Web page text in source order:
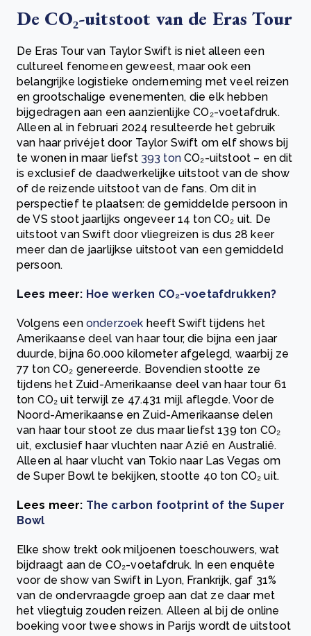
De CO₂-uitstoot van de Eras Tour
De Eras Tour van Taylor Swift is niet alleen een
cultureel fenomeen geweest, maar ook een
belangrijke logistieke onderneming met veel reizen
en grootschalige evenementen, die elk hebben
bijgedragen aan een aanzienlijke CO₂-voetafdruk.
Alleen al in februari 2024 resulteerde het gebruik
van haar privéjet door Taylor Swift om elf shows bij
te wonen in maar liefst 393 tonCO₂-uitstoot – en dit
is exclusief de daadwerkelijke uitstoot van de show
of de reizende uitstoot van de fans. Om dit in
perspectief te plaatsen: de gemiddelde persoon in
de VS stoot jaarlijks ongeveer 14 ton CO₂ uit. De
uitstoot van Swift door vliegreizen is dus 28 keer
meer dan de jaarlijkse uitstoot van een gemiddeld
persoon.
Lees meer: Hoe werken CO₂-voetafdrukken?
Volgens een onderzoek heeft Swift tijdens het
Amerikaanse deel van haar tour, die bijna een jaar
duurde, bijna 60.000 kilometer afgelegd, waarbij ze
77 ton CO₂ genereerde. Bovendien stootte ze
tijdens het Zuid-Amerikaanse deel van haar tour 61
ton CO₂ uit terwijl ze 47.431 mijl aflegde. Voor de
Noord-Amerikaanse en Zuid-Amerikaanse delen
van haar tour stoot ze dus maar liefst 139 ton CO₂
uit, exclusief haar vluchten naar Azië en Australië.
Alleen al haar vlucht van Tokio naar Las Vegas om
de Super Bowl te bekijken, stootte 40 ton CO₂ uit.
Lees meer: The carbon footprint of the Super
Bowl
Elke show trekt ook miljoenen toeschouwers, wat
bijdraagt aan de CO₂-voetafdruk. In een enquête
voor de show van Swift in Lyon, Frankrijk, gaf 31%
van de ondervraagde groep aan dat ze daar met
het vliegtuig zouden reizen. Alleen al bij de online
boeking voor twee shows in Parijs wordt de uitstoot